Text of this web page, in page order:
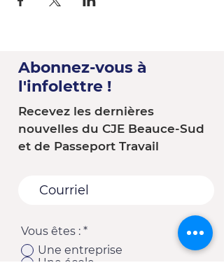
Abonnez-vous à
l'infolettre !
Recevez les dernières
nouvelles du CJE Beauce-Sud
et de Passeport Travail
Vous êtes : *
Une entreprise
Une école